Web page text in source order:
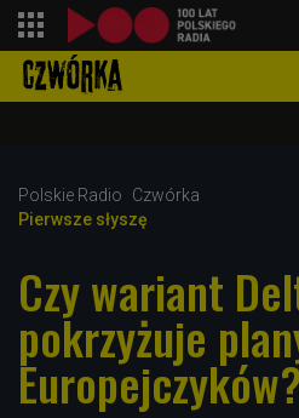
Polskie Radio
Czwórka
Pierwsze słyszę
Czy wariant
pokrzyżuje